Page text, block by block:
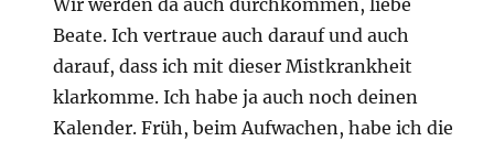
Wir werden da auch durchkommen, liebe
Beate. Ich vertraue auch darauf und auch
darauf, dass ich mit dieser Mistkrankheit
klarkomme. Ich habe ja auch noch deinen
Kalender. Früh, beim Aufwachen, habe ich die